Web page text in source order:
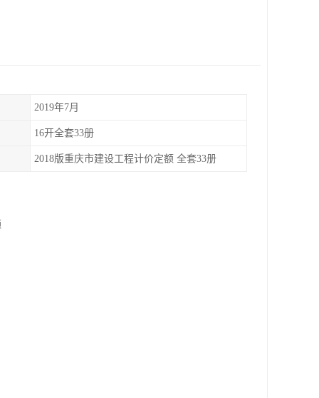
2019年7月
16开全套33册
2018版重庆市建设工程计价定额 全套33册